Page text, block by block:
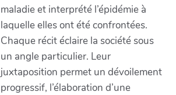
maladie et interprété l’épidémie à
laquelle elles ont été confrontées.
Chaque récit éclaire la société sous
un angle particulier. Leur
juxtaposition permet un dévoilement
progressif, l’élaboration d’une